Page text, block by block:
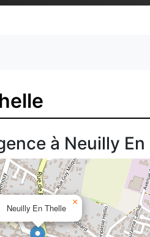
à Neuilly
Neuilly En Thelle
×